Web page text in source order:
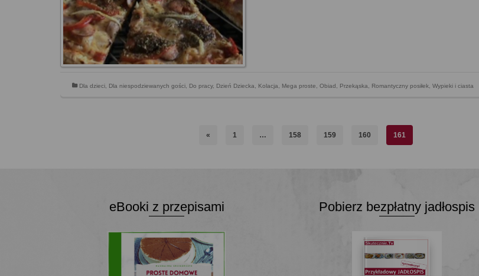
Dla dzieci Dla niespodziewanych gości Do pracy, Dzień Dziecka Kolacja Mega proste Obiad Przekąska Romantyczny posiłek Wypieki i ciasta
« 1 … 158 159 160 161
eBooki z przepisami Pobierz bezpłatny jadłospis